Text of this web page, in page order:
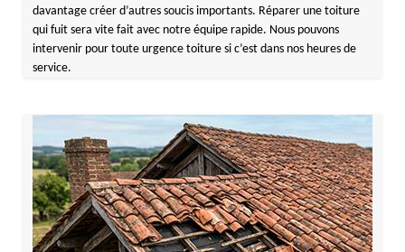
davantage créer d’autres soucis importants. Réparer une toiture
qui fuit sera vite fait avec notre équipe rapide. Nous pouvons
intervenir pour toute urgence toiture si c’est dans nos heures de
service.